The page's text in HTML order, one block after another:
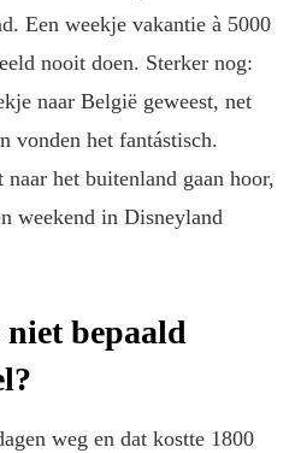
Een weekje vakantie à 5000
nooit doen. Sterker nog:
naar België geweest, net
vonden het fantástisch.
het buitenland gaan hoor,
weekend in Disneyland
bepaald
weg en dat kostte 1800